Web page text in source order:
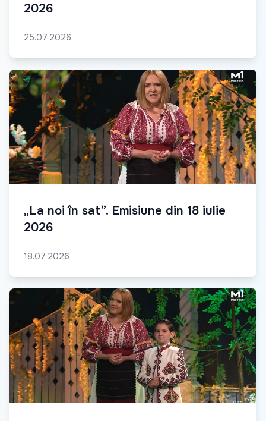
2026
25.07.2026
„La noi în sat”. Emisiune din 18 iulie
2026
18.07.2026